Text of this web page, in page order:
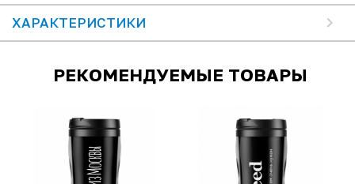
ХАРАКТЕРИСТИКИ
РЕКОМЕНДУЕМЫЕ ТОВАРЫ